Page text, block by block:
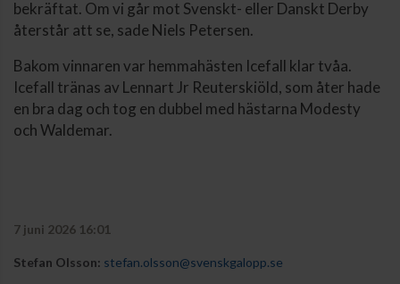
bekräftat. Om vi går mot Svenskt- eller Danskt Derby
återstår att se, sade Niels Petersen.
Bakom vinnaren var hemmahästen Icefall klar tvåa.
Icefall tränas av Lennart Jr Reuterskiöld, som åter hade
en bra dag och tog en dubbel med hästarna Modesty
och Waldemar.
7 juni 2026 16:01
Stefan Olsson: stefan.olsson@svenskgalopp.se